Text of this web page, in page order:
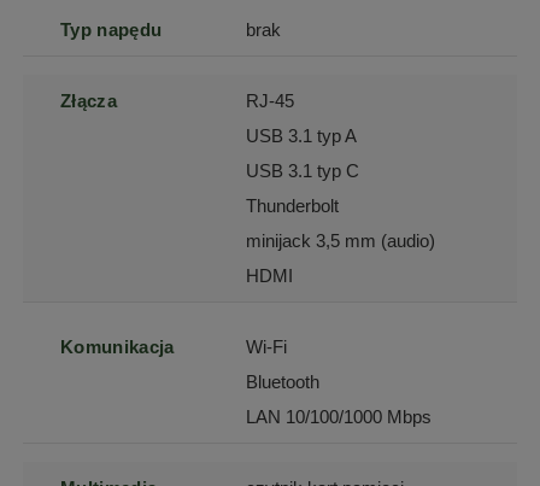
Typ napędu brak
Złącza
RJ-45
USB 3.1 typ A
USB 3.1 typ C
Thunderbolt
minijack 3,5 mm (audio)
HDMI
Komunikacja
Wi-Fi
Bluetooth
LAN 10/100/1000 Mbps